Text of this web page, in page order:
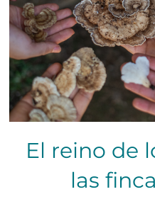
El reino de
las